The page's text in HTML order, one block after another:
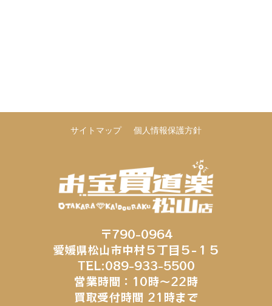
サイトマップ 個人情報保護方針
〒790-0964
愛媛県松山市中村５丁目５−１５
TEL:089-933-5500
営業時間：10時～22時
買取受付時間 21時まで